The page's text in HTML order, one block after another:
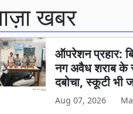
खबर
ऑपरेशन प्रहार:
नग अवैध शराब के
दबोचा, स्कूटी भी
Aug 07, 2026